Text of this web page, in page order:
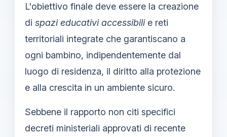
L'obiettivo finale deve essere la creazione
di spazi educativi accessibilie reti
territoriali integrate che garantiscano a
ogni bambino, indipendentemente dal
luogo di residenza, il diritto alla protezione
e alla crescita in un ambiente sicuro.
Sebbene il rapporto non citi specifici
decreti ministeriali approvati di recente